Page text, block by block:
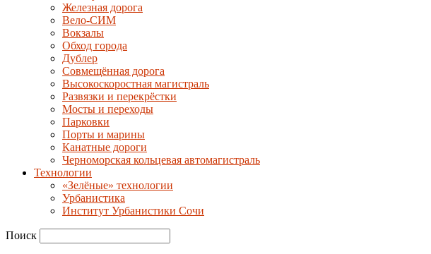
Железная дорога
Вело-СИМ
Вокзалы
Обход города
Дублер
Совмещённая дорога
Высокоскоростная магистраль
Развязки и перекрёстки
Мосты и переходы
Парковки
Порты и марины
Канатные дороги
Черноморская кольцевая автомагистраль
Технологии
«Зелёные» технологии
Урбанистика
Институт Урбанистики Сочи
Поиск